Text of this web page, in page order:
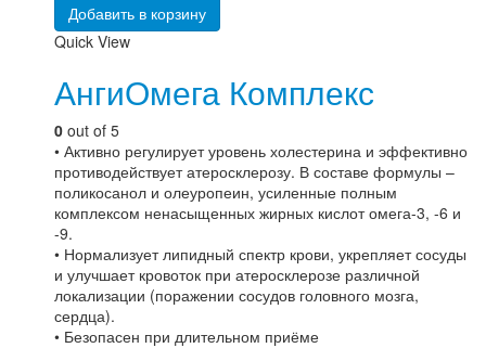
Добавить в корзину
Quick View
АнгиОмега Комплекс
0 out of 5
• Активно регулирует уровень холестерина и эффективно
противодействует атеросклерозу. В составе формулы –
поликосанол и олеуропеин, усиленные полным
комплексом ненасыщенных жирных кислот омега-3, -6 и
-9.
• Нормализует липидный спектр крови, укрепляет сосуды
и улучшает кровоток при атеросклерозе различной
локализации (поражении сосудов головного мозга,
сердца).
• Безопасен при длительном приёме